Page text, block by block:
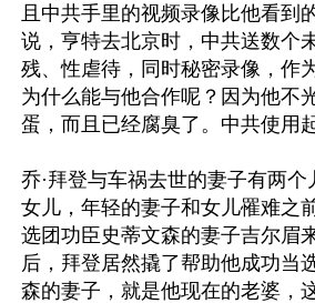
且中共手里的视频录像比他看到
说，亨特去北京时，中共送数个
残、性虐待，同时秘密录像，作
为什么能与他合作呢？因为他不
蛋，而且已经腐臭了。中共使用
乔·拜登与车祸去世的妻子有两
女儿，年轻的妻子和女儿罹难之
选团功臣史蒂文森的妻子吉尔眉
后，拜登居然撬了帮助他成功当
森的妻子，就是他现在的老婆，